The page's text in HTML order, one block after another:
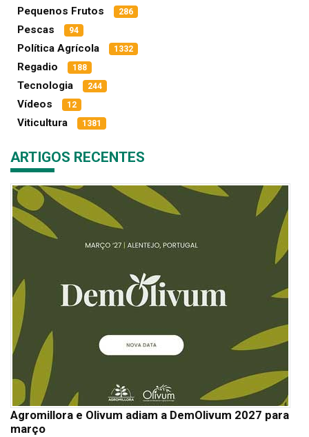
Pequenos Frutos 286
Pescas 94
Política Agrícola 1332
Regadio 188
Tecnologia 244
Vídeos 12
Viticultura 1381
ARTIGOS RECENTES
Agromillora e Olivum adiam a DemOlivum 2027 para
março